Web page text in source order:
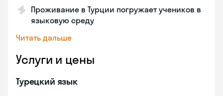
Проживание в Турции погружает учеников в
языковую среду
Читать дальше
Услуги и цены
Турецкий язык